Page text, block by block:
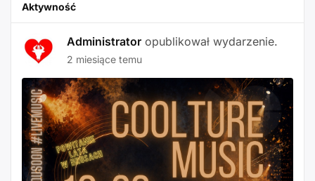
Aktywność
Administrator opublikował wydarzenie.
2 miesiące temu